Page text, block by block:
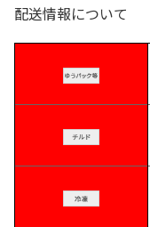
配送情報について